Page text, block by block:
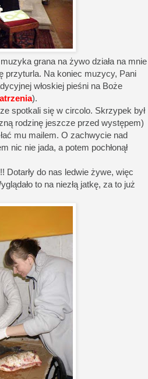
grana na żywo działa na mnie
przyturla. Na koniec muzycy, Pani
włoskiej pieśni na Boże
).
spotkali się w circolo. Skrzypek był
rodzinę jeszcze przed występem)
mu mailem. O zachwycie nad
nic nie jada, a potem pochłonął
Dotarły do nas ledwie żywe, więc
to na niezłą jatkę, za to już